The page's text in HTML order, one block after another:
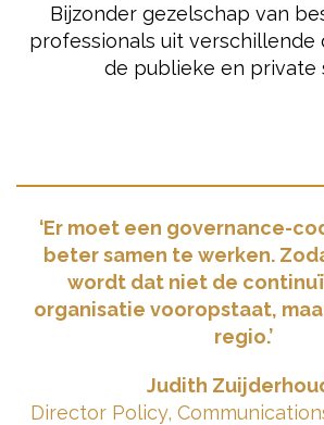
Bijzonder gezelschap van
professionals uit verschillende
de publieke en private
‘Er moet een governance-
beter samen te werken.
wordt dat niet de
organisatie vooropstaat,
regio.’
Judith
Director Policy,